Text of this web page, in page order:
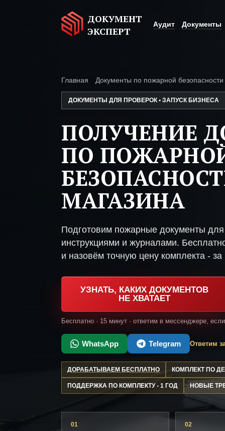
ДОКУМЕНТ
ЭКСПЕРТ
Аудит Документы
Главная Документы по пожарной безопасности
ДОКУМЕНТЫ ДЛЯ ПРОВЕРОК • ЗАПУСК БИЗНЕСА
ПОЛУЧЕНИЕ
ПО
МАГАЗИНА
Подготовим пожарные документы для
инструкциями и журналами.
и назовём точную цену комплекта - за
УЗНАТЬ, КАКИХ ДОКУМЕНТОВ
НЕ ХВАТАЕТ
Бесплатно · 15 минут · ответим в мессенджере,
WhatsApp Telegram Ответим
ДОРАБАТЫВАЕМ БЕСПЛАТНО КОМПЛЕКТ ПО
ПОДДЕРЖКА ПО КОМПЛЕКТУ - 1 ГОД НОВЫЕ
01 02